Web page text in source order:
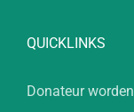
QUICKLINKS
Donateur worden